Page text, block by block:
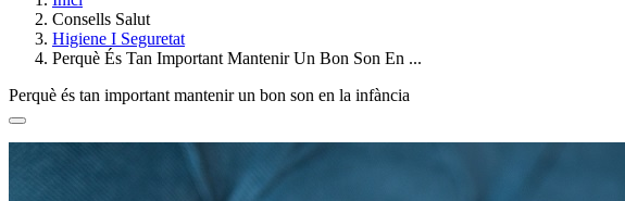
Breadcrumb
Consells Salut
Higiene I Seguretat
Perquè És Tan Important Mantenir Un Bon Son En ...
Perquè és tan important mantenir un bon son en la infància